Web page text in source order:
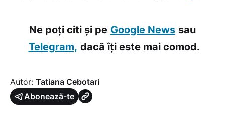
Ne poți citi și pe Google News sau
Telegram, dacă îți este mai comod.
Autor: Tatiana Cebotari
Abonează-te